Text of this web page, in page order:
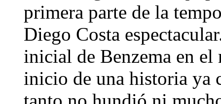
primera parte de la
Diego Costa
inicial de Benzema en el
inicio de una historia ya